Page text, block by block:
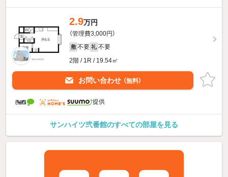
2.9万円
（管理費3,000円）
敷 不要 礼 不要
2階 / 1R / 19.54㎡
お問い合わせ （無料）
提供
サンハイツ弐番館のすべての部屋を見る